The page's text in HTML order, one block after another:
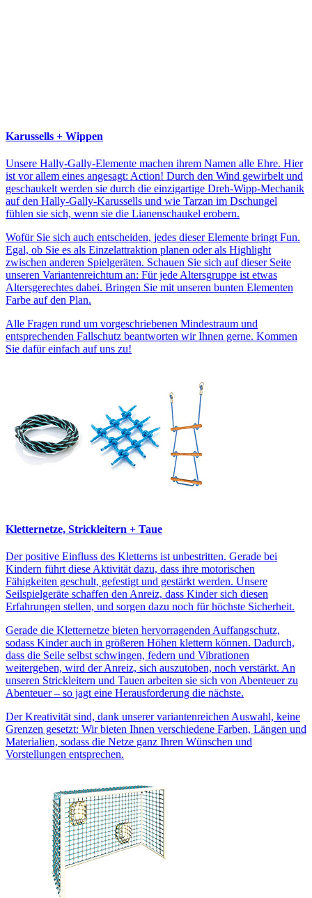
Karussells + Wippen
Unsere Hally-Gally-Elemente machen ihrem Namen alle Ehre. Hier
ist vor allem eines angesagt: Action! Durch den Wind gewirbelt und
geschaukelt werden sie durch die einzigartige Dreh-Wipp-Mechanik
auf den Hally-Gally-Karussells und wie Tarzan im Dschungel
fühlen sie sich, wenn sie die Lianenschaukel erobern.
Wofür Sie sich auch entscheiden, jedes dieser Elemente bringt Fun.
Egal, ob Sie es als Einzelattraktion planen oder als Highlight
zwischen anderen Spielgeräten. Schauen Sie sich auf dieser Seite
unseren Variantenreichtum an: Für jede Altersgruppe ist etwas
Altersgerechtes dabei. Bringen Sie mit unseren bunten Elementen
Farbe auf den Plan.
Alle Fragen rund um vorgeschriebenen Mindestraum und
entsprechenden Fallschutz beantworten wir Ihnen gerne. Kommen
Sie dafür einfach auf uns zu!
Kletternetze, Strickleitern + Taue
Der positive Einfluss des Kletterns ist unbestritten. Gerade bei
Kindern führt diese Aktivität dazu, dass ihre motorischen
Fähigkeiten geschult, gefestigt und gestärkt werden. Unsere
Seilspielgeräte schaffen den Anreiz, dass Kinder sich diesen
Erfahrungen stellen, und sorgen dazu noch für höchste Sicherheit.
Gerade die Kletternetze bieten hervorragenden Auffangschutz,
sodass Kinder auch in größeren Höhen klettern können. Dadurch,
dass die Seile selbst schwingen, federn und Vibrationen
weitergeben, wird der Anreiz, sich auszutoben, noch verstärkt. An
unseren Strickleitern und Tauen arbeiten sie sich von Abenteuer zu
Abenteuer – so jagt eine Herausforderung die nächste.
Der Kreativität sind, dank unserer variantenreichen Auswahl, keine
Grenzen gesetzt: Wir bieten Ihnen verschiedene Farben, Längen und
Materialien, sodass die Netze ganz Ihren Wünschen und
Vorstellungen entsprechen.